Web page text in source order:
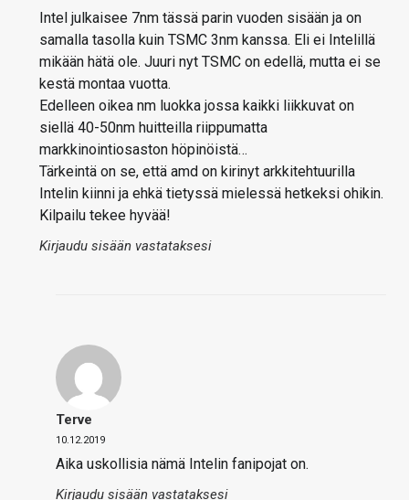
Intel julkaisee 7nm tässä parin vuoden sisään ja on
samalla tasolla kuin TSMC 3nm kanssa. Eli ei Intelillä
mikään hätä ole. Juuri nyt TSMC on edellä, mutta ei se
kestä montaa vuotta.
Edelleen oikea nm luokka jossa kaikki liikkuvat on
siellä 40-50nm huitteilla riippumatta
markkinointiosaston höpinöistä…
Tärkeintä on se, että amd on kirinyt arkkitehtuurilla
Intelin kiinni ja ehkä tietyssä mielessä hetkeksi ohikin.
Kilpailu tekee hyvää!
Kirjaudu sisään vastataksesi
Terve
10.12.2019
Aika uskollisia nämä Intelin fanipojat on.
Kirjaudu sisään vastataksesi